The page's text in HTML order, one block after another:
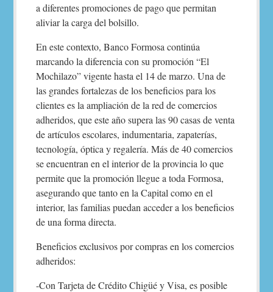
a diferentes promociones de pago que permitan
aliviar la carga del bolsillo.
En este contexto, Banco Formosa continúa
marcando la diferencia con su promoción “El
Mochilazo” vigente hasta el 14 de marzo. Una de
las grandes fortalezas de los beneficios para los
clientes es la ampliación de la red de comercios
adheridos, que este año supera las 90 casas de venta
de artículos escolares, indumentaria, zapaterías,
tecnología, óptica y regalería. Más de 40 comercios
se encuentran en el interior de la provincia lo que
permite que la promoción llegue a toda Formosa,
asegurando que tanto en la Capital como en el
interior, las familias puedan acceder a los beneficios
de una forma directa.
Beneficios exclusivos por compras en los comercios
adheridos:
-Con Tarjeta de Crédito Chigüé y Visa, es posible